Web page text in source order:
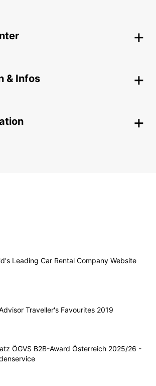
& Infos
Leading Car Rental Company Website
Traveller's Favourites 2019
ÖGVS B2B-Award Österreich 2025/26 -